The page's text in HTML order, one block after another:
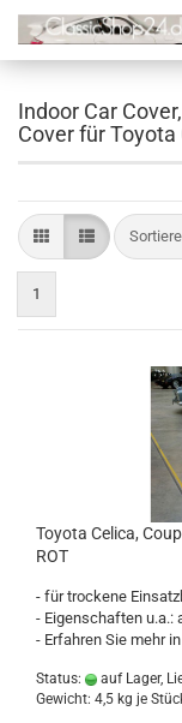
Indoor Car
Cover für
1
Toyota Celica,
ROT
- für trockene
- Eigenschaften u.a.:
- Erfahren Sie mehr
Status: auf Lager,
Gewicht: 4,5 kg je